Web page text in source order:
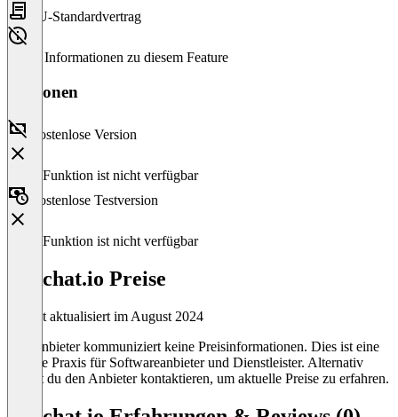
EU-Standardvertrag
Keine Informationen zu diesem Feature
Versionen
Kostenlose Version
Diese Funktion ist nicht verfügbar
Kostenlose Testversion
Diese Funktion ist nicht verfügbar
linkchat.io Preise
Zuletzt aktualisiert im August 2024
Der Anbieter kommuniziert keine Preisinformationen. Dies ist eine
übliche Praxis für Softwareanbieter und Dienstleister. Alternativ
kannst du den Anbieter kontaktieren, um aktuelle Preise zu erfahren.